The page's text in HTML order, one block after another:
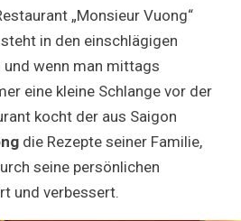
„Monsieur Vuong“
in den einschlägigen
und wenn man mittags
eine kleine Schlange vor der
kocht der aus Saigon
die Rezepte seiner Familie,
seine persönlichen
und verbessert.